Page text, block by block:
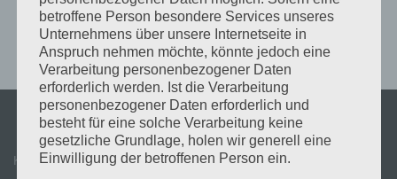
Kontakt
betroffene Person besondere Services unseres
Unternehmens über unsere Internetseite in
Anspruch nehmen möchte, könnte jedoch eine
Verarbeitung personenbezogener Daten
erforderlich werden. Ist die Verarbeitung
personenbezogener Daten erforderlich und
besteht für eine solche Verarbeitung keine
gesetzliche Grundlage, holen wir generell eine
Einwilligung der betroffenen Person ein.